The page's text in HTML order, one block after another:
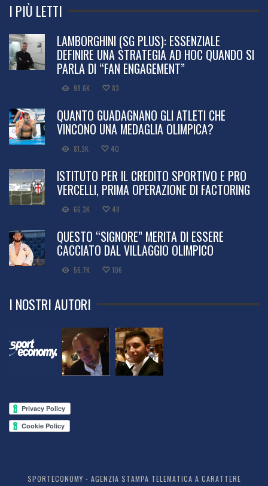
I PIÙ LETTI
LAMBORGHINI (SG PLUS): ESSENZIALE
DEFINIRE UNA STRATEGIA AD HOC QUANDO SI
PARLA DI “FAN ENGAGEMENT”
98.6K 83
QUANTO GUADAGNANO GLI ATLETI CHE
VINCONO UNA MEDAGLIA OLIMPICA?
81.3K 40
ISTITUTO PER IL CREDITO SPORTIVO E PRO
VERCELLI, PRIMA OPERAZIONE DI FACTORING
66.3K 48
QUESTO “SIGNORE” MERITA DI ESSERE
CACCIATO DAL VILLAGGIO OLIMPICO
56.7K 106
I NOSTRI AUTORI
SPORTECONOMY - AGENZIA STAMPA TELEMATICA A CARATTERE